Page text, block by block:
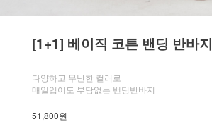
[1+1] 베이직 코튼 밴딩 반바지
다양하고 무난한 컬러로
매일입어도 부담없는 밴딩반바지
51,800원